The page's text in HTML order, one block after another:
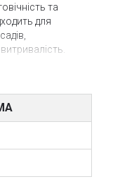
та
для
привабливість.
вишуканий